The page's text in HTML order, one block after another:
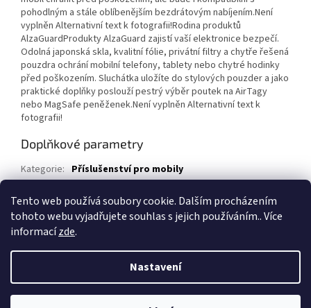
Tento web používá soubory cookie. Dalším procházením
tohoto webu vyjadřujete souhlas s jejich používáním.. Více
informacízde.
Nastavení
pohodlným a stále oblíbenějším bezdrátovým nabíjením.Není
vyplněn Alternativní text k fotografii!Rodina produktů
AlzaGuardProdukty AlzaGuard zajistí vaší elektronice bezpečí.
Odolná japonská skla, kvalitní fólie, privátní filtry a chytře řešená
pouzdra ochrání mobilní telefony, tablety nebo chytré hodinky
před poškozením. Sluchátka uložíte do stylových pouzder a jako
praktické doplňky poslouží pestrý výběr poutek na AirTagy
nebo MagSafe peněženek.Není vyplněn Alternativní text k
fotografii!
Doplňkové parametry
Kategorie: Příslušenství pro mobily
EAN: 8595691084948
Vytvořil Shoptet